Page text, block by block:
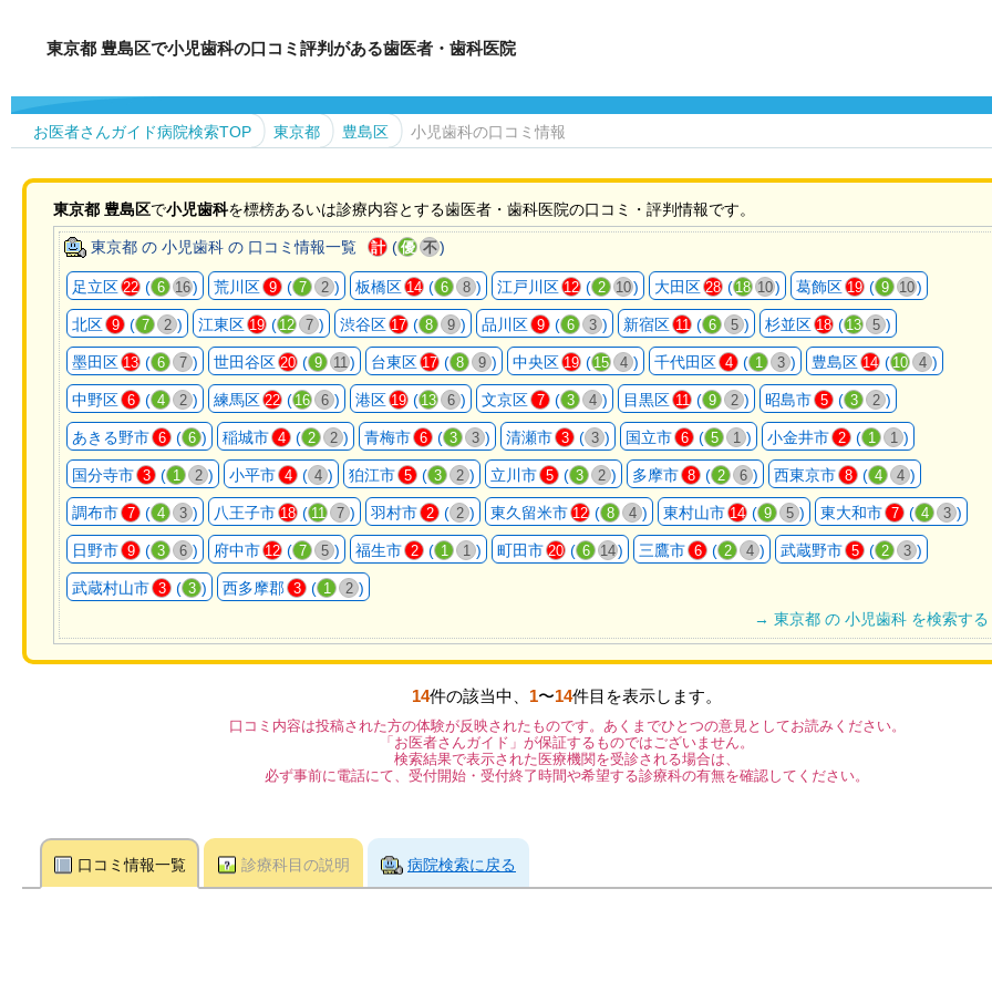
東京都 豊島区で小児歯科の口コミ評判がある歯医者・歯科医院
お医者さんガイド病院検索TOP 東京都 豊島区 小児歯科の口コミ情報
東京都 豊島区で小児歯科を標榜あるいは診療内容とする歯医者・歯科医院の口コミ・評判情報です。
東京都 の 小児歯科 の 口コミ情報一覧 計 (優 不)
足立区 22 ( 6 16) 荒川区 9 ( 7 2 ) 板橋区 14 ( 6 8 ) 江戸川区 12 ( 2 10) 大田区 28 (18 10) 葛飾区 19 ( 9 10)
北区 9 ( 7 2 ) 江東区 19 (12 7 ) 渋谷区 17 ( 8 9 ) 品川区 9 ( 6 3 ) 新宿区 11 ( 6 5 ) 杉並区 18 (13 5 )
墨田区 13 ( 6 7 ) 世田谷区 20 ( 9 11) 台東区 17 ( 8 9 ) 中央区 19 (15 4 ) 千代田区 4 ( 1 3 ) 豊島区 14 (10 4 )
中野区 6 ( 4 2 ) 練馬区 22 (16 6 ) 港区 19 (13 6 ) 文京区 7 ( 3 4 ) 目黒区 11 ( 9 2 ) 昭島市 5 ( 3 2 )
あきる野市 6 ( 6 ) 稲城市 4 ( 2 2 ) 青梅市 6 ( 3 3 ) 清瀬市 3 ( 3 ) 国立市 6 ( 5 1 ) 小金井市 2 ( 1 1 )
国分寺市 3 ( 1 2 ) 小平市 4 ( 4 ) 狛江市 5 ( 3 2 ) 立川市 5 ( 3 2 ) 多摩市 8 ( 2 6 ) 西東京市 8 ( 4 4 )
調布市 7 ( 4 3 ) 八王子市 18 (11 7 ) 羽村市 2 ( 2 ) 東久留米市 12 ( 8 4 ) 東村山市 14 ( 9 5 ) 東大和市 7 ( 4 3 )
日野市 9 ( 3 6 ) 府中市 12 ( 7 5 ) 福生市 2 ( 1 1 ) 町田市 20 ( 6 14) 三鷹市 6 ( 2 4 ) 武蔵野市 5 ( 2 3 )
武蔵村山市 3 ( 3 ) 西多摩郡 3 ( 1 2 )
→ 東京都 の 小児歯科 を検索する
14件の該当中、 1〜14件目を表示します。
口コミ内容は投稿された方の体験が反映されたものです。あくまでひとつの意見としてお読みください。
「お医者さんガイド」が保証するものではございません。
検索結果で表示された医療機関を受診される場合は、
必ず事前に電話にて、受付開始・受付終了時間や希望する診療科の有無を確認してください。
口コミ情報一覧 診療科目の説明 病院検索に戻る